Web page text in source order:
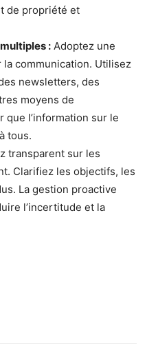
de propriété et
: Adoptez une
communication. Utilisez
newsletters, des
moyens de
que l’information sur le
tous.
transparent sur les
Clarifiez les objectifs, les
La gestion proactive
l’incertitude et la